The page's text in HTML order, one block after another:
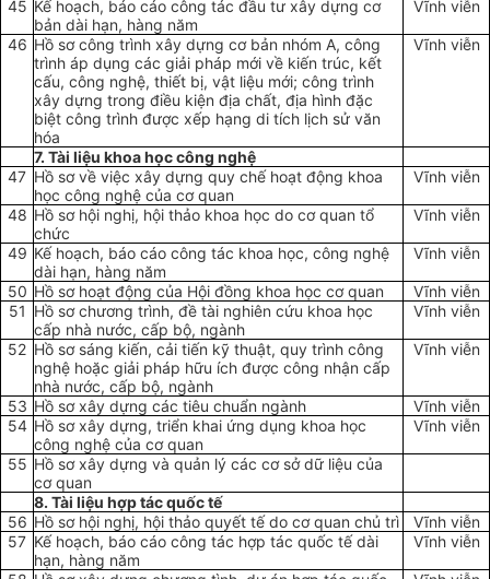
45 Kế hoạch, báo cáo công tác đầu tư xây dựng cơ
bản dài hạn, hàng năm
Vĩnh viễn
46 Hồ sơ công trình xây dựng cơ bản nhóm A, công
trình áp dụng các giải pháp mới về kiến trúc, kết
cấu, công nghệ, thiết bị, vật liệu mới; công trình
xây dựng trong điều kiện địa chất, địa hình đặc
biệt công trình được xếp hạng di tích lịch sử văn
hóa
Vĩnh viễn
7. Tài liệu khoa học công nghệ
47 Hồ sơ về việc xây dựng quy chế hoạt động khoa
học công nghệ của cơ quan
Vĩnh viễn
48 Hồ sơ hội nghị, hội thảo khoa học do cơ quan tổ
chức
Vĩnh viễn
49 Kếhoạch, báo cáo công tác khoa học, công nghệ
dài hạn, hàng năm
Vĩnh viễn
50 Hồ sơ hoạt động của Hội đồng khoa học cơ quan
Vĩnh viễn
51 Hồ sơ chương trình, đề tài nghiên cứu khoa học
cấp nhà nước, cấp bộ, ngành
Vĩnh viễn
52 Hồ sơ sáng kiến, cải tiến kỹ thuật, quy trình công
nghệ hoặc giải pháp hữu ích được công nhận cấp
nhà nước, cấp bộ, ngành
Vĩnh viễn
53 Hồ sơ xây dựng các tiêu chuẩn ngành
Vĩnh viễn
54 Hồ sơ xây dựng, triển khai ứng dụng khoa học
công nghệ của cơ quan
Vĩnh viễn
55 Hồ sơ xây dựng và quản lý các cơ sở dữ liệu của
cơ quan
8. Tài liệu hợp tác quốc tế
56 Hồ sơ hội nghị, hội thảo quyết tế do cơ quan chủ trì
Vĩnh viễn
57 Kếhoạch, báo cáo công tác hợp tác quốc tế dài
hạn, hàng năm
Vĩnh viễn